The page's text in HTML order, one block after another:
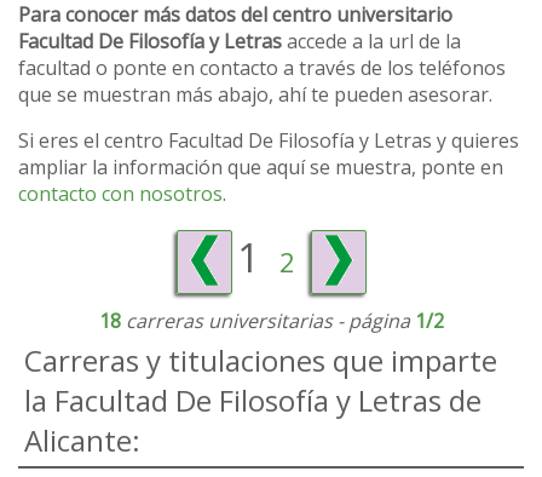
Para conocer más datos del centro universitario
Facultad De Filosofía y Letrasaccede a la url de la
facultad o ponte en contacto a través de los teléfonos
que se muestran más abajo, ahí te pueden asesorar.
Si eres el centro Facultad De Filosofía y Letras y quieres
ampliar la información que aquí se muestra, ponte en
contacto con nosotros.
1 2
18carreras universitarias - página 1/2
Carreras y titulaciones que imparte
la Facultad De Filosofía y Letras de
Alicante: